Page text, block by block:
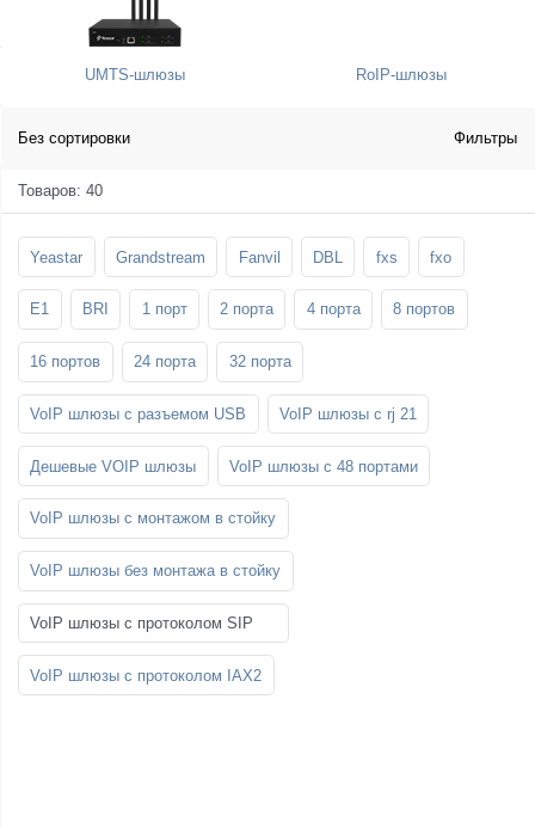
UMTS-шлюзы RoIP-шлюзы
Без сортировки Фильтры
Товаров: 40
Yeastar Grandstream Fanvil DBL fxs fxo
E1 BRI 1 порт 2 порта 4 порта 8 портов
16 портов 24 порта 32 порта
VoIP шлюзы с разъемом USB VoIP шлюзы с rj 21
Дешевые VOIP шлюзы VoIP шлюзы с 48 портами
VoIP шлюзы с монтажом в стойку
VoIP шлюзы без монтажа в стойку
VoIP шлюзы с протоколом SIP
VoIP шлюзы с протоколом IAX2
Стойки и крепления для панелей и
телевизоров
Шахтные телефоны
SFP-модули
3G/4G LTE и ADSL модемы
Мобильные телефоны